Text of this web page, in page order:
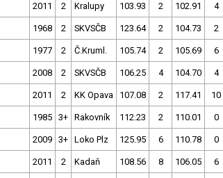
2011 2 Kralupy 103.93 2 102.91 4
1968 2 SKVSČB 123.64 2 104.73 2
1977 2 Č.Kruml. 105.74 2 105.69 6
2008 2 SKVSČB 106.25 4 104.70 4
2011 2 KK Opava 107.08 2 117.41 10
1985 3+ Rakovník 112.23 2 110.01 0
2009 3+ Loko Plz 125.95 6 110.78 0
2011 2 Kadaň 108.56 8 106.05 6